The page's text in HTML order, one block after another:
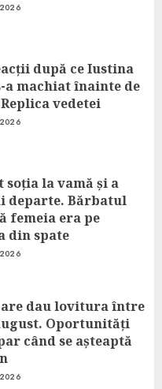
după ce Iustina
a machiat înainte de
vedetei
soția la vamă și a
departe. Bărbatul
femeia era pe
din spate
dau lovitura între
Oportunități
când se așteaptă